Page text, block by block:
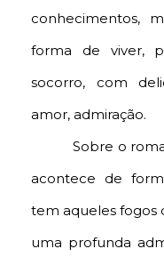
conhecimentos,
forma de viver,
socorro, com
amor, admiração.
Sobre o
acontece de
tem aqueles fogos
uma profunda